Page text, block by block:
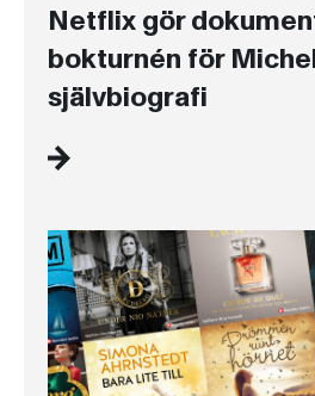
Netflix gör
bokturnén för
självbiografi